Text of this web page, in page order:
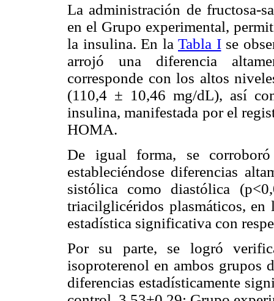
La administración de fructosa-
en el Grupo experimental,
la insulina. En la Tabla Ise
arrojó una diferencia
corresponde con los altos
(110,4 ± 10,46 mg/dL), así
insulina, manifestada por el
HOMA.
De igual forma, se
estableciéndose diferencias
sistólica como diastólica
triacilglicéridos plasmáticos, en
estadística significativa con
Por su parte, se logró
isoproterenol en ambos grupos
diferencias estadísticamente